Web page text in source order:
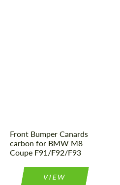
Front Bumper Canards
carbon for BMW M8
Coupe F91/F92/F93
VIEW